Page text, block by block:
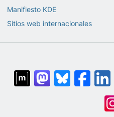
Manifiesto KDE
Sitios web internacionales